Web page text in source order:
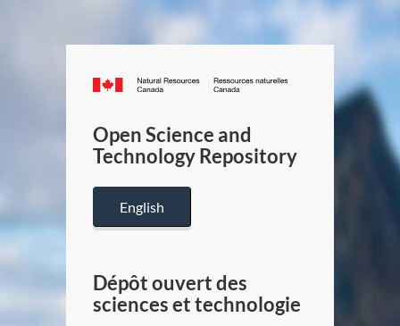
Canada.ca
/
Canada
Open Science and
Technology Repository
English
Dépôt ouvert des
sciences et technologie